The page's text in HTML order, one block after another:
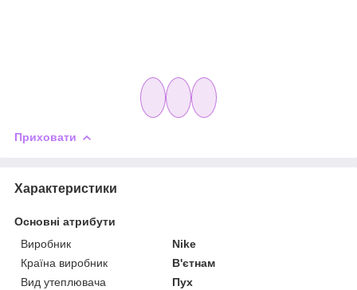
Приховати
Характеристики
Основні атрибути
Виробник
Nike
Країна виробник
В'єтнам
Вид утеплювача
Пух